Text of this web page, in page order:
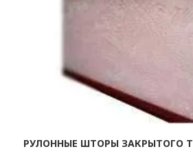
РУЛОННЫЕ ШТОРЫ ЗАКРЫТОГО